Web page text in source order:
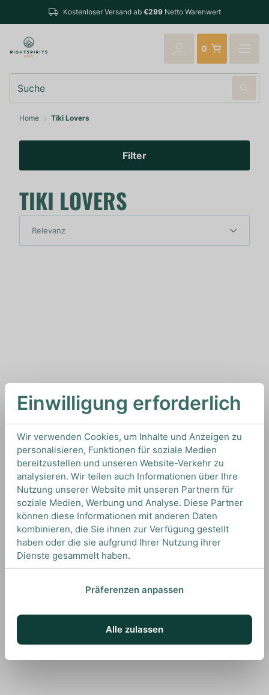
Kostenloser Versand ab €299 Netto Warenwert
0
Home Tiki Lovers
Filter
TIKI LOVERS
Einwilligung erforderlich
Wir verwenden Cookies, um Inhalte und Anzeigen zu
personalisieren, Funktionen für soziale Medien
bereitzustellen und unseren Website-Verkehr zu
analysieren. Wir teilen auch Informationen über Ihre
Nutzung unserer Website mit unseren Partnern für
soziale Medien, Werbung und Analyse. Diese Partner
können diese Informationen mit anderen Daten
kombinieren, die Sie ihnen zur Verfügung gestellt
haben oder die sie aufgrund Ihrer Nutzung ihrer
Dienste gesammelt haben.
Präferenzen anpassen
Alle zulassen